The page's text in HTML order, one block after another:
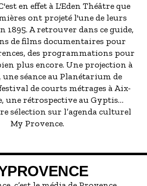
en effet à L'Eden Théâtre que
ont projeté l'une de leurs
1895. A retrouver dans ce guide,
de films documentaires pour
des programmations pour
plus encore. Une projection à
séance au Planétarium de
de courts métrages à Aix-
une rétrospective au Gyptis…
sélection sur l’agenda culturel
My Provence.